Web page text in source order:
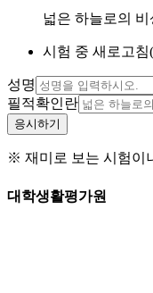
넓은 하늘로의 비
시험 중 새로고침
성명
필적확인란
응시하기
※ 재미로 보는 시험이
대학생활평가원